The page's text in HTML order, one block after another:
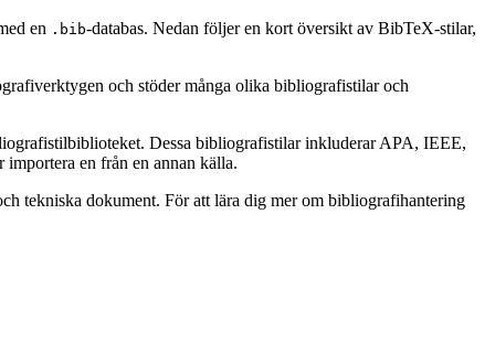
en .bib-databas. Nedan följer en kort översikt av BibTeX-stilar,
och stöder många olika bibliografistilar och
Dessa bibliografistilar inkluderar APA, IEEE,
en från en annan källa.
tekniska dokument. För att lära dig mer om bibliografihantering